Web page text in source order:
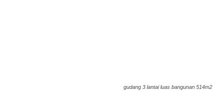
gudang 3 lantai luas bangunan 514m2